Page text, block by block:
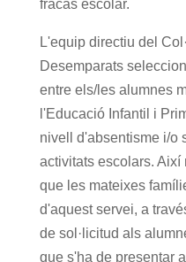
fracàs escolar.
L'equip directiu del
Desemparats
entre els/les alumnes
l'Educació Infantil i
nivell d'absentisme i/o
activitats escolars. Així
que les mateixes
d'aquest servei, a
de sol·licitud als
que s'ha de presentar